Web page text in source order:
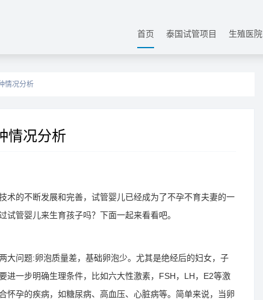
首页 泰国试管项目 生殖医院
情况分析
情况分析
术的不断发展和完善，试管婴儿已经成为了不孕不育夫妻的一
管婴儿来生育孩子吗？下面一起来看看吧。
大问题:卵泡质量差，基础卵泡少。尤其是绝经后的妇女，子
进一步明确生理条件，比如六大性激素，FSH，LH，E2等激
孕的疾病，如糖尿病、高血压、心脏病等。简单来说，当卵